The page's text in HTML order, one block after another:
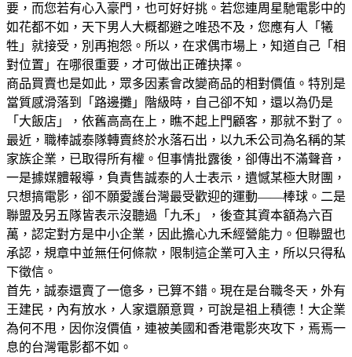
要，而您若有心入豪門，也可好好挑。若您連周星馳電影中的
如花都不如，天下男人大概都避之唯恐不及，您應有人「犧
牲」就接受，別再抱怨。所以，在求偶市場上，知道自己「相
對位置」在哪很重要，才可做出正確抉擇。
商品買賣也是如此，眾多因素會改變商品的相對價值。特別是
當質感滑落到「路邊攤」階級時，自己卻不知，還以為仍是
「大飯店」，依舊高高在上，瞧不起上門顧客，那就不對了。
最近，職棒誠泰隊轉賣終於水落石出，以九禾公司為名稱的某
家族企業，已取得所有權。但事情批露後，卻傳出不滿聲音，
一是據媒體報導，負責售誠泰的人士表示，遺憾某極大財團，
只想搞電影，卻不願愛護台灣最受歡迎的運動——棒球。二是
聯盟及另五隊皆表示沒聽過「九禾」，後查其資本額為六百
萬，認定對方是中小企業，因此擔心九禾經營能力。但聯盟也
承認，規章中並無任何條款，限制這企業可入主，所以只得私
下徵信。
首先，誠泰還賣了一億多，已算不錯。現在是台職冬天，外有
王建民，內有放水，人家還願意買，可說是祖上積德！大企業
為何不甩，因你沒價值，連被美國和香港電影夾攻下，焉焉一
息的台灣電影都不如。